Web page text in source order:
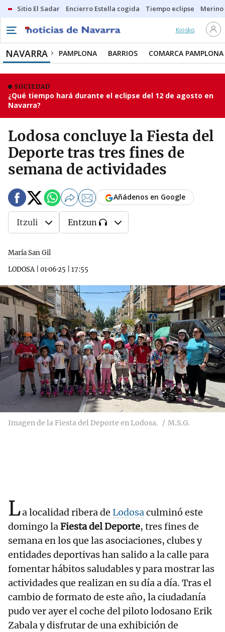
Sitio El Sadar Encierro Estella cogida Tiempo eclipse
Kiosko
NAVARRA PAMPLONA BARRIOS COMARCA PAMPLONA
SOCIEDAD
¿Qué tiempo hará durante el eclipse del 12 de agosto en
Navarra?
Lodosa concluye la Fiesta del
Deporte tras tres fines de
semana de actividades
María San Gil
LODOSA| 01·06·25 17:55
Añádenos en Google
Itzuli Entzun
Imagen de la Fiesta del Deporte en Lodosa. M.S.G.
La localidad ribera de Lodosaculminó este
domingo laFiesta del Deporte, tres fines de
semana en los que las asociaciones, clubes y
entidades deportivas han salido a la calle para
fomentar hábitos saludables y para mostrar las
actividades que realizan en su día a día. Tras el
cambio de formato de este año, la ciudadanía
pudo ver ayer el coche del piloto lodosano Erik
Zabala y disfrutar de una exhibición de